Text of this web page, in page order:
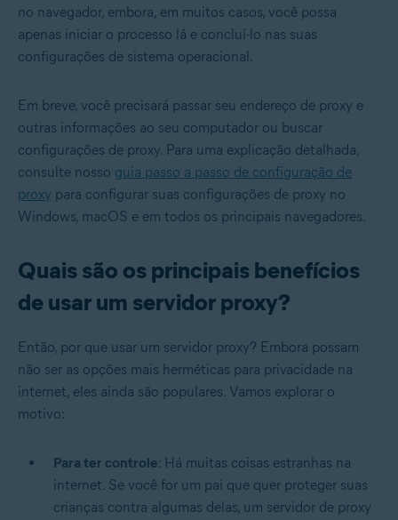
no navegador, embora, em muitos casos, você possa
apenas iniciar o processo lá e concluí-lo nas suas
configurações de sistema operacional.
Em breve, você precisará passar seu endereço de proxy e
outras informações ao seu computador ou buscar
configurações de proxy. Para uma explicação detalhada,
consulte nosso guia passo a passo de configuração de
proxy para configurar suas configurações de proxy no
Windows, macOS e em todos os principais navegadores.
Quais são os principais benefícios
de usar um servidor proxy?
Então, por que usar um servidor proxy? Embora possam
não ser as opções mais herméticas para privacidade na
internet, eles ainda são populares. Vamos explorar o
motivo:
Para ter controle: Há muitas coisas estranhas na
internet. Se você for um pai que quer proteger suas
crianças contra algumas delas, um servidor de proxy